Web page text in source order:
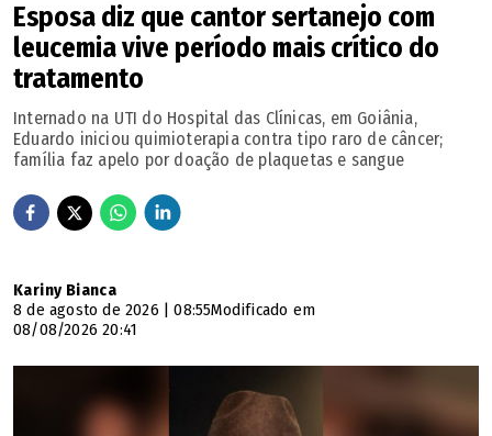
Esposa diz que cantor sertanejo com
leucemia vive período mais crítico do
tratamento
Internado na UTI do Hospital das Clínicas, em Goiânia,
Eduardo iniciou quimioterapia contra tipo raro de câncer;
família faz apelo por doação de plaquetas e sangue
Kariny Bianca
8 de agosto de 2026 | 08:55Modificado em
08/08/2026 20:41